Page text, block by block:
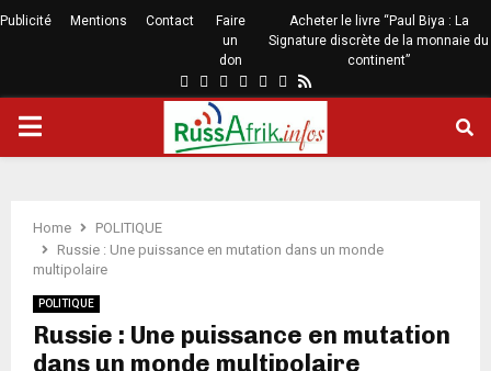
Publicité Mentions Contact
Faire
un
don
Acheter le livre “Paul Biya : La
Signature discrète de la monnaie du
continent”
Home
POLITIQUE
Russie : Une puissance en mutation dans un monde
multipolaire
POLITIQUE
Russie : Une puissance en mutation
dans un monde multipolaire